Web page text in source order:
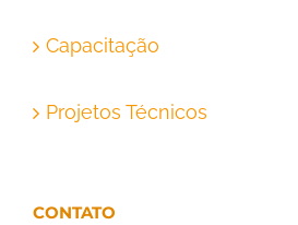
Capacitação
Projetos Técnicos
CONTATO